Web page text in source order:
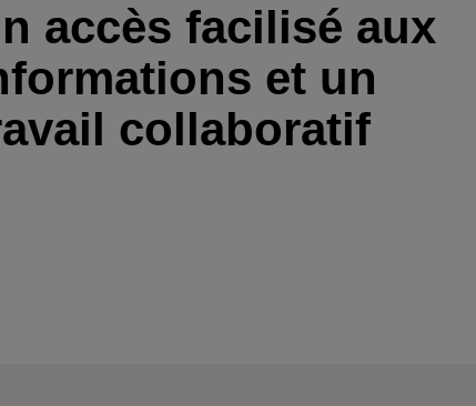
accès facilisé aux
et un
collaboratif